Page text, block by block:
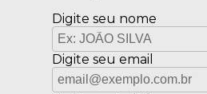
Digite seu nome
Digite seu email